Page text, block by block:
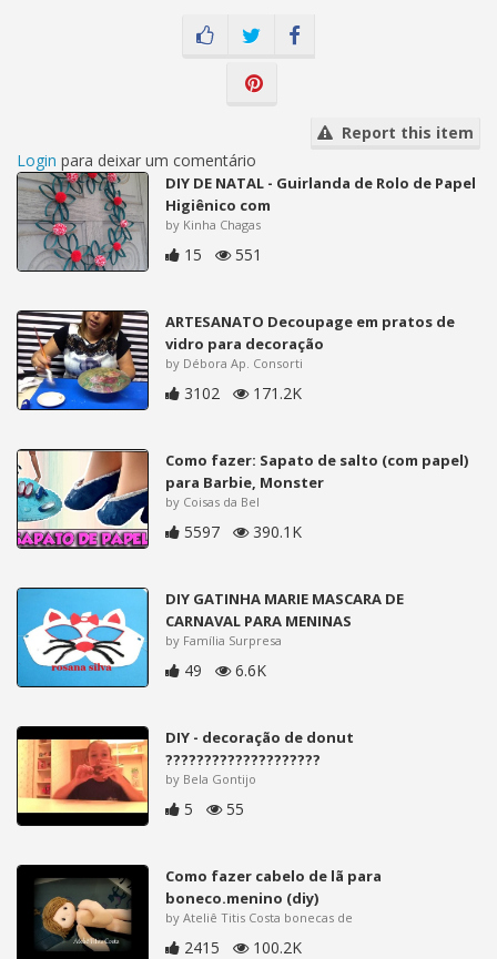
Report this item
Login para deixar um comentário
DIY DE NATAL - Guirlanda de Rolo de Papel
Higiênico com
by Kinha Chagas
15 551
ARTESANATO Decoupage em pratos de
vidro para decoração
by Débora Ap. Consorti
3102 171.2K
Como fazer: Sapato de salto (com papel)
para Barbie, Monster
by Coisas da Bel
5597 390.1K
DIY GATINHA MARIE MASCARA DE
CARNAVAL PARA MENINAS
by Família Surpresa
49 6.6K
DIY - decoração de donut
????????????????????
by Bela Gontijo
5 55
Como fazer cabelo de lã para
boneco.menino (diy)
by Ateliê Titis Costa bonecas de
2415 100.2K